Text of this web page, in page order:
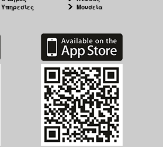
Υπηρεσίες
Μουσεία